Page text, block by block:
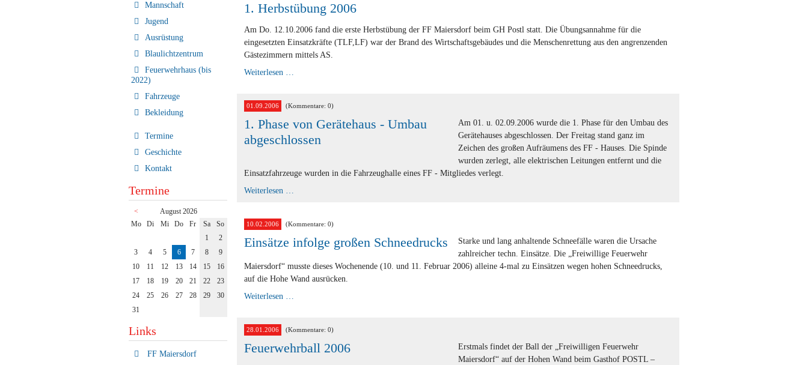
1. Herbstübung 2006
Am Do. 12.10.2006 fand die erste Herbstübung der FF Maiersdorf beim GH Postl statt. Die Übungsannahme für die
eingesetzten Einsatzkräfte (TLF,LF) war der Brand des Wirtschaftsgebäudes und die Menschenrettung aus den angrenzenden
Gästezimmern mittels AS.
Weiterlesen …
01.09.2006 (Kommentare: 0)
1. Phase von Gerätehaus - Umbau
abgeschlossen
Am 01. u. 02.09.2006 wurde die 1. Phase für den Umbau des
Gerätehauses abgeschlossen. Der Freitag stand ganz im
Zeichen des großen Aufräumens des FF - Hauses. Die Spinde
wurden zerlegt, alle elektrischen Leitungen entfernt und die
Einsatzfahrzeuge wurden in die Fahrzeughalle eines FF - Mitgliedes verlegt.
Weiterlesen …
-
abgeschlossen
10.02.2006 (Kommentare: 0)
Einsätze infolge großen Schneedrucks
Starke und lang anhaltende Schneefälle waren die Ursache
zahlreicher techn. Einsätze. Die „Freiwillige Feuerwehr
Maiersdorf“ musste dieses Wochenende (10. und 11. Februar 2006) alleine 4-mal zu Einsätzen wegen hohen Schneedrucks,
auf die Hohe Wand ausrücken.
Weiterlesen …
28.01.2006 (Kommentare: 0)
Feuerwehrball 2006
Erstmals findet der Ball der „Freiwilligen Feuerwehr
Maiersdorf“ auf der Hohen Wand beim Gasthof POSTL –
Mannschaft
Jugend
Ausrüstung
Blaulichtzentrum
Feuerwehrhaus (bis
2022)
Fahrzeuge
Bekleidung
Termine
Geschichte
Kontakt
Termine
<
August 2026
Montag
Dienstag
Mittwoch
Donnerstag
Freitag
Samstag
Sonntag
1
2
3
4 5 6 7 8
9
10
11 12 13 14 15
16
17
18 19 20 21 22
23
24
25 26 27 28 29
30
31
Links
FF Maiersdorf